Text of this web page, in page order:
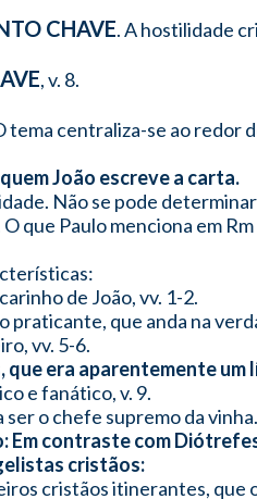
CHAVE. A hostilidade
, v. 8.
tema centraliza-se ao redor
João escreve a carta.
Não se pode
que Paulo menciona em
de João, vv. 1-2.
praticante, que anda na
vv. 5-6.
que era aparentemente um
e fanático, v. 9.
ser o chefe supremo da
Em contraste com
cristãos:
cristãos itinerantes, que